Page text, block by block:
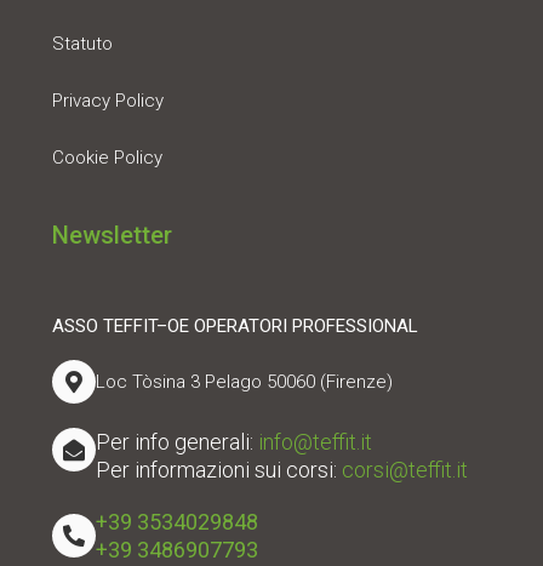
Statuto
Privacy Policy
Cookie Policy
Newsletter
ASSO TEFFIT–OE OPERATORI PROFESSIONAL
Loc Tòsina 3 Pelago 50060 (Firenze)
Per info generali: info@teffit.it
Per informazioni sui corsi: corsi@teffit.it
+39 3534029848
+39 3486907793